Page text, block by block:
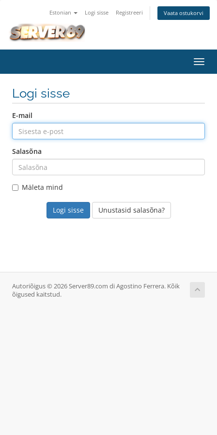
Estonian Logi sisse Registreeri Vaata ostukorvi
Logi sisse
E-mail
Salasõna
Mäleta mind
Unustasid salasõna?
Autoriõigus © 2026 Server89.com di Agostino Ferrera. Kõik
õigused kaitstud.